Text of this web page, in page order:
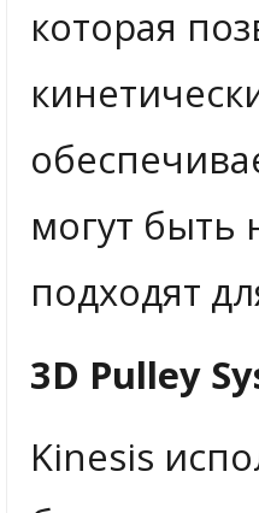
которая
могут быть
подходят
3D Pulley
Kinesis